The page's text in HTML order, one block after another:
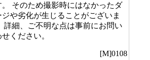
。 そのため撮影時にはなかったダ
ジや劣化が生じることがございま
詳細、ご不明な点は事前にお問い
ください。
[M]0108